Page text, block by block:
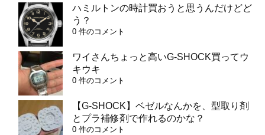
ハミルトンの時計買おうと思うんだけどど
う？
0 件のコメント
ワイさんちょっと高いG-SHOCK買ってウ
キウキ
0 件のコメント
【G-SHOCK】ベゼルなんかを、型取り剤
とプラ補修剤で作れるのかな？
0 件のコメント